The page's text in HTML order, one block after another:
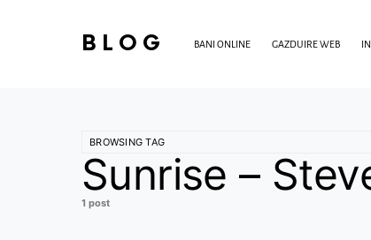
BLOG BANI ONLINE GAZDUIRE WEB
BROWSING TAG
Sunrise –
1 post